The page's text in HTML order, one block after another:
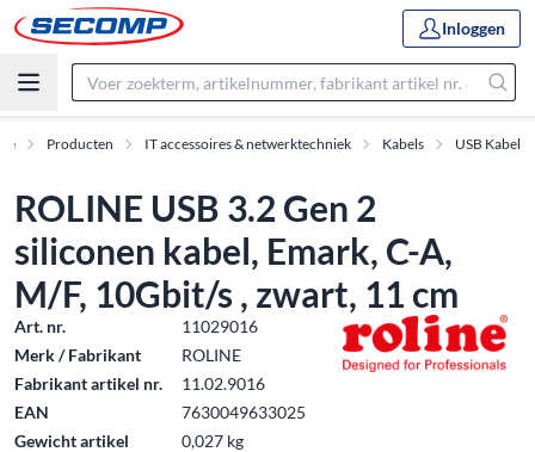
Inloggen
Producten IT accessoires & netwerktechniek Kabels USB Kabel
ROLINE USB 3.2 Gen 2
siliconen kabel, Emark, C-A,
M/F, 10Gbit/s , zwart, 11 cm
Art. nr.
11029016
Merk / Fabrikant
ROLINE
Fabrikant artikel nr.
11.02.9016
EAN
7630049633025
Gewicht artikel
0,027 kg